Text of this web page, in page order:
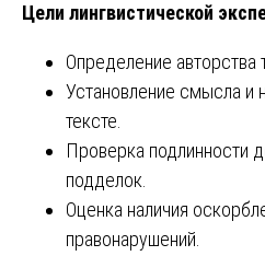
Цели лингвистической
Определение авторства
Установление смысла и
тексте.
Проверка подлинности
подделок.
Оценка наличия
правонарушений.